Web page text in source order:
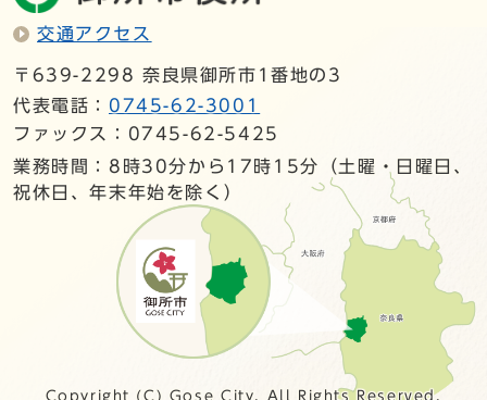
交通アクセス
〒639-2298 奈良県御所市1番地の3
代表電話： 0745-62-3001
ファックス：0745-62-5425
業務時間：8時30分から17時15分（土曜・日曜日、
祝休日、年末年始を除く）
Copyright (C) Gose City. All Rights Reserved.